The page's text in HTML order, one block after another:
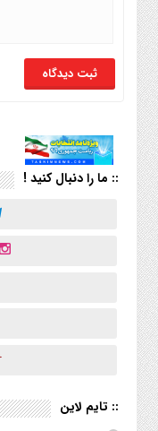
:: ما را دنبال کنید !
:: تایم لاین